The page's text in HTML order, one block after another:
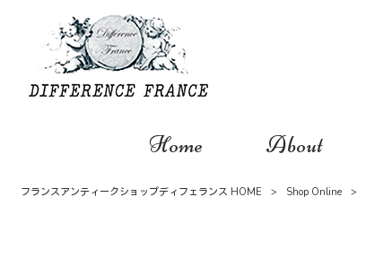
Home About
フランスアンティークショップディフェランス HOME > Shop Online >